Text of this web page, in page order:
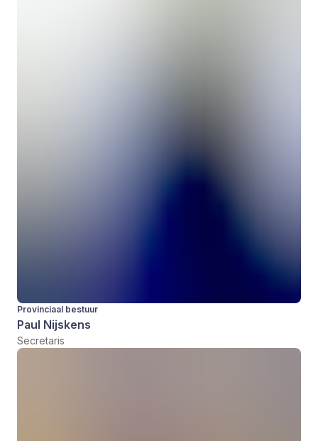
Provinciaal bestuur
Paul Nijskens
Secretaris